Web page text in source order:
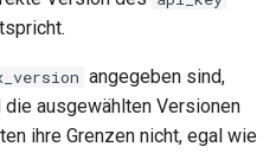
angegeben sind,
ausgewählten Versionen
ihre Grenzen nicht, egal wie